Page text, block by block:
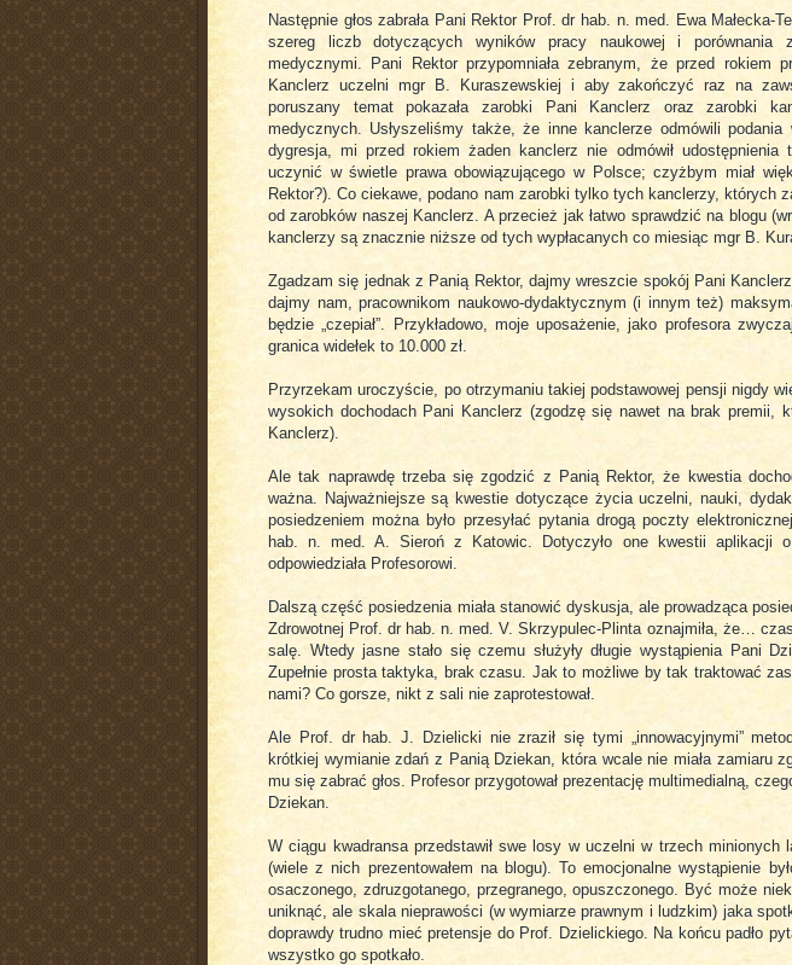
Następnie głos zabrała Pani Rektor Prof. dr hab. n. med. Ewa Małecka-
szereg liczb dotyczących wyników pracy naukowej i porównania
medycznymi. Pani Rektor przypomniała zebranym, że przed rokiem
Kanclerz uczelni mgr B. Kuraszewskiej i aby zakończyć raz na
poruszany temat pokazała zarobki Pani Kanclerz oraz zarobki
medycznych. Usłyszeliśmy także, że inne kanclerze odmówili
dygresja, mi przed rokiem żaden kanclerz nie odmówił
uczynić w świetle prawa obowiązującego w Polsce; czyżbym miał
Rektor?). Co ciekawe, podano nam zarobki tylko tych kanclerzy, których
od zarobków naszej Kanclerz. A przecież jak łatwo sprawdzić na blogu
kanclerzy są znacznie niższe od tych wypłacanych co miesiąc mgr B.
Zgadzam się jednak z Panią Rektor, dajmy wreszcie spokój Pani
dajmy nam, pracownikom naukowo-dydaktycznym (i innym też)
będzie „czepiał”. Przykładowo, moje uposażenie, jako profesora
granica widełek to 10.000 zł.
Przyrzekam uroczyście, po otrzymaniu takiej podstawowej pensji nigdy
wysokich dochodach Pani Kanclerz (zgodzę się nawet na brak premii,
Kanclerz).
Ale tak naprawdę trzeba się zgodzić z Panią Rektor, że kwestia
ważna. Najważniejsze są kwestie dotyczące życia uczelni, nauki,
posiedzeniem można było przesyłać pytania drogą poczty
hab. n. med. A. Sieroń z Katowic. Dotyczyło one kwestii aplikacji
odpowiedziała Profesorowi.
Dalszą część posiedzenia miała stanowić dyskusja, ale prowadząca
Zdrowotnej Prof. dr hab. n. med. V. Skrzypulec-Plinta oznajmiła, że…
salę. Wtedy jasne stało się czemu służyły długie wystąpienia Pani
Zupełnie prosta taktyka, brak czasu. Jak to możliwe by tak traktować
nami? Co gorsze, nikt z sali nie zaprotestował.
Ale Prof. dr hab. J. Dzielicki nie zraził się tymi „innowacyjnymi”
krótkiej wymianie zdań z Panią Dziekan, która wcale nie miała zamiaru
mu się zabrać głos. Profesor przygotował prezentację multimedialną,
Dziekan.
W ciągu kwadransa przedstawił swe losy w uczelni w trzech minionych
(wiele z nich prezentowałem na blogu). To emocjonalne wystąpienie
osaczonego, zdruzgotanego, przegranego, opuszczonego. Być może
uniknąć, ale skala nieprawości (w wymiarze prawnym i ludzkim) jaka
doprawdy trudno mieć pretensje do Prof. Dzielickiego. Na końcu padło
wszystko go spotkało.